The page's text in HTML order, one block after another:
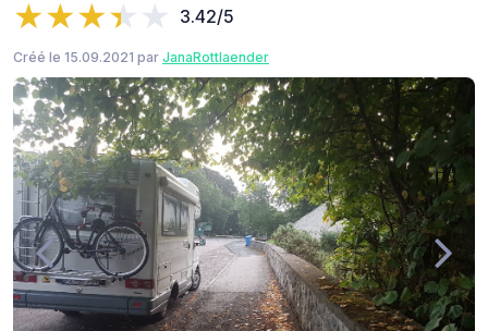
3.42/5
Créé le 15.09.2021 par JanaRottlaender